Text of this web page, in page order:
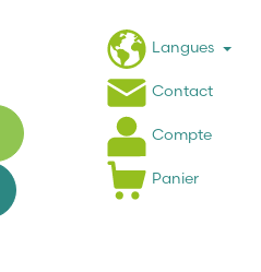
Langues
Contact
Compte
Panier